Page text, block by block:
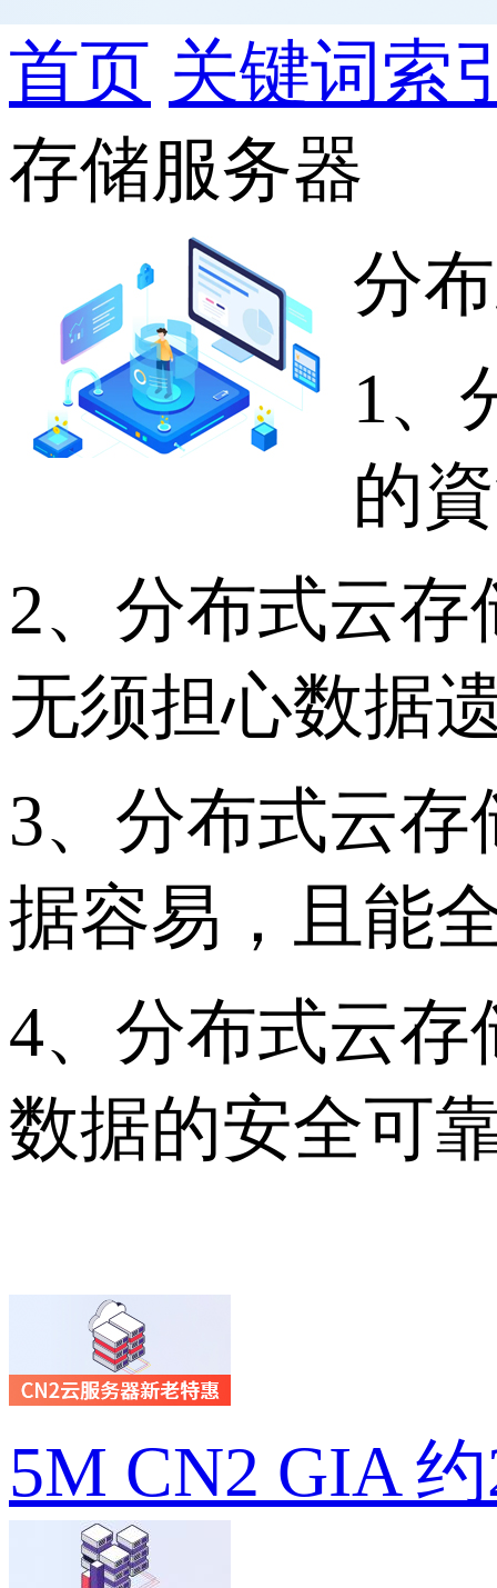
首页 关键词索
存储服务器
分
1、
的
2、分布式云
无须担心数据
3、分布式云
据容易，且能
4、分布式云
数据的安全可
5M CN2 GIA